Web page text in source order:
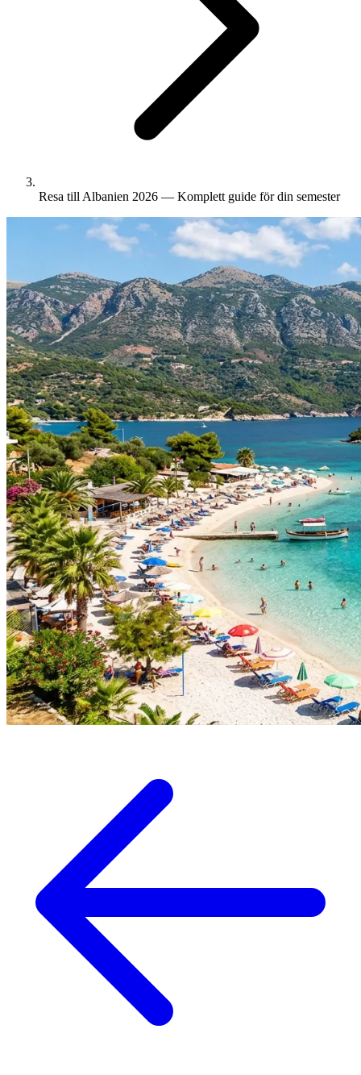
Resa till Albanien 2026 — Komplett guide för din semester